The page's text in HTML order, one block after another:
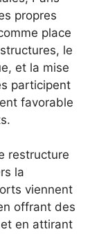
propres
place
le
et la mise
participent
favorable
restructure
la
viennent
offrant des
en attirant